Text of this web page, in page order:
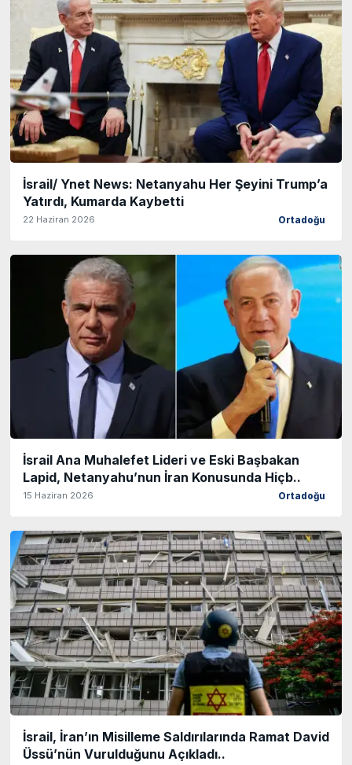
İsrail/ Ynet News: Netanyahu Her Şeyini Trump’a
Yatırdı, Kumarda Kaybetti
22 Haziran 2026 Ortadoğu
İsrail Ana Muhalefet Lideri ve Eski Başbakan
Lapid, Netanyahu’nun İran Konusunda Hiçb..
15 Haziran 2026 Ortadoğu
İsrail, İran’ın Misilleme Saldırılarında Ramat David
Üssü’nün Vurulduğunu Açıkladı..